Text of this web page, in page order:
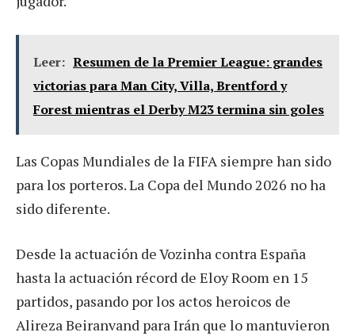
Leer: Resumen de la Premier League: grandes
victorias para Man City, Villa, Brentford y
Forest mientras el Derby M23 termina sin goles
Las Copas Mundiales de la FIFA siempre han sido
para los porteros. La Copa del Mundo 2026 no ha
sido diferente.
Desde la actuación de Vozinha contra España
hasta la actuación récord de Eloy Room en 15
partidos, pasando por los actos heroicos de
Alireza Beiranvand para Irán que lo mantuvieron